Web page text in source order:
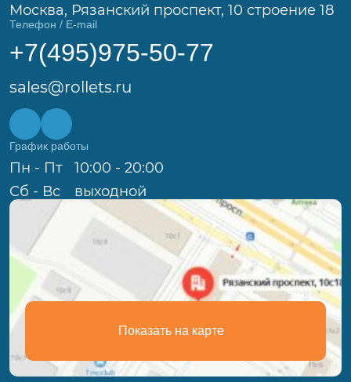
Москва, Рязанский проспект, 10 строение 18
Телефон / E-mail
+7(495)975-50-77
sales@rollets.ru
График работы
Пн - Пт
10:00 - 20:00
Сб - Вс
выходной
Показать на карте